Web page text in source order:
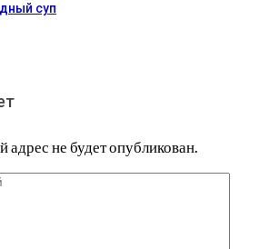
суп
адрес не будет опубликован.